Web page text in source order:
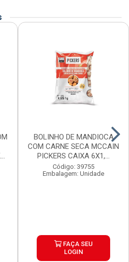
BOLINHO DE MANDIOCA
COM CARNE SECA MCCAIN
PICKERS CAIXA 6X1,...
Código: 39755
Embalagem: Unidade
FAÇA SEU
LOGIN